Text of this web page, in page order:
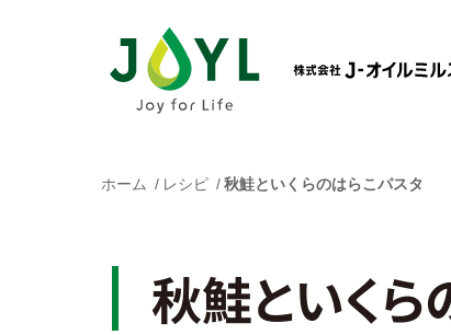
ホーム レシピ 秋鮭といくらのはらこパスタ
秋鮭といくら